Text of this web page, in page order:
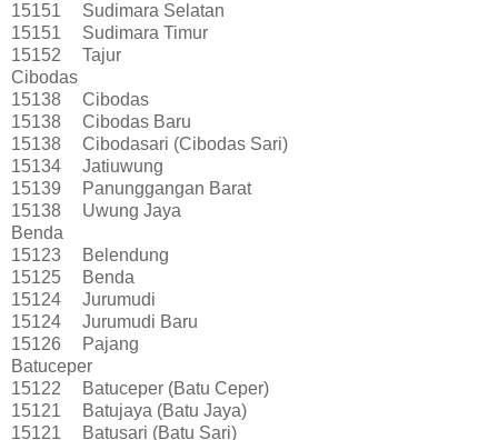
15151
Sudimara Selatan
15151
Sudimara Timur
15152
Tajur
Cibodas
15138
Cibodas
15138
Cibodas Baru
15138
Cibodasari (Cibodas Sari)
15134
Jatiuwung
15139
Panunggangan Barat
15138
Uwung Jaya
Benda
15123
Belendung
15125
Benda
15124
Jurumudi
15124
Jurumudi Baru
15126
Pajang
Batuceper
15122
Batuceper (Batu Ceper)
15121
Batujaya (Batu Jaya)
15121
Batusari (Batu Sari)